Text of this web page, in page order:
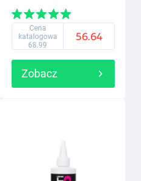
Cena
katalogowa
68.99
56.64
Zobacz